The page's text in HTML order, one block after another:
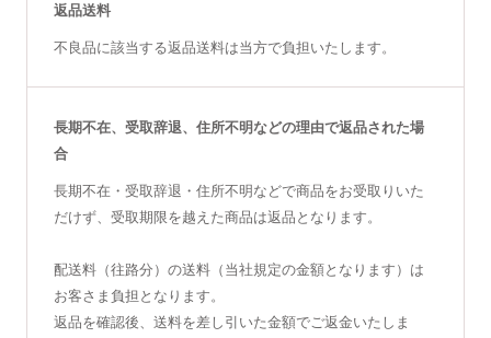
返品送料
不良品に該当する返品送料は当方で負担いたします。
長期不在、受取辞退、住所不明などの理由で返品された場
合
長期不在・受取辞退・住所不明などで商品をお受取りいた
だけず、受取期限を越えた商品は返品となります。
配送料（往路分）の送料（当社規定の金額となります）は
お客さま負担となります。
返品を確認後、送料を差し引いた金額でご返金いたしま